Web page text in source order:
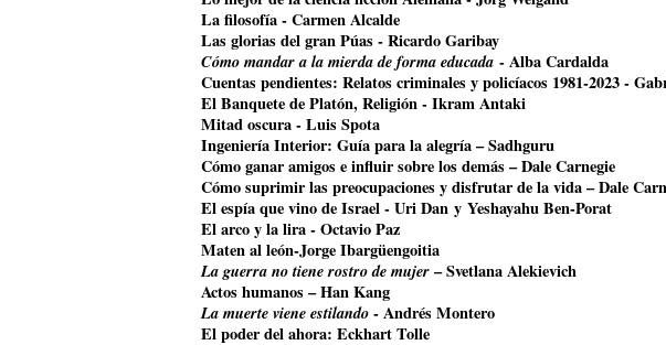
La filosofía - Carmen Alcalde
Las glorias del gran Púas - Ricardo Garibay
Cómo mandar a la mierda de forma educada - Alba Cardalda
Cuentas pendientes: Relatos criminales y policíacos 1981-2023 -
El Banquete de Platón, Religión - Ikram Antaki
Mitad oscura - Luis Spota
Ingeniería Interior: Guía para la alegría – Sadhguru
Cómo ganar amigos e influir sobre los demás – Dale Carnegie
Cómo suprimir las preocupaciones y disfrutar de la vida – Dale
El espía que vino de Israel - Uri Dan y Yeshayahu Ben-Porat
El arco y la lira - Octavio Paz
Maten al león-Jorge Ibargüengoitia
La guerra no tiene rostro de mujer– Svetlana Alekievich
Actos humanos – Han Kang
La muerte viene estilando- Andrés Montero
El poder del ahora: Eckhart Tolle